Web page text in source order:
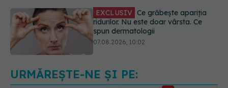
Alina Pușcău dezvăluie diagnosticul
care i-a schimbat viața: Am cancer
URMĂREȘTE-NE ȘI PE: